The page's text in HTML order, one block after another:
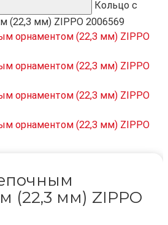
Кольцо с
(22,3 мм) ZIPPO 2006569
(22,3 мм) ZIPPO